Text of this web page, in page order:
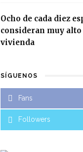
Ocho de cada diez
consideran muy
vivienda
SÍGUENOS
Fans
Followers